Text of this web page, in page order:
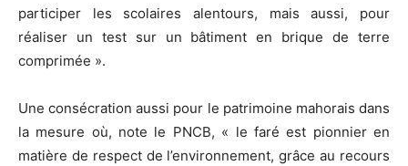
participer les scolaires alentours, mais aussi, pour
réaliser un test sur un bâtiment en brique de terre
comprimée ».
Une consécration aussi pour le patrimoine mahorais dans
la mesure où, note le PNCB, « le faré est pionnier en
matière de respect de l’environnement, grâce au recours